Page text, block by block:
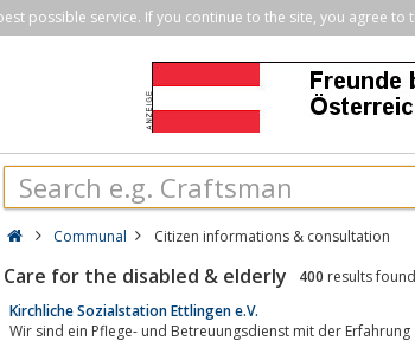
possible service. If you continue to the site, you agree to
Communal Citizen informations & consultation
Care for the disabled & elderly 400 results found
Kirchliche Sozialstation Ettlingen e.V.
Wir sind ein Pflege- und Betreuungsdienst mit der Erfahrung